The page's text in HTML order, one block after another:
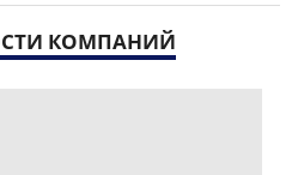
КОМПАНИЙ